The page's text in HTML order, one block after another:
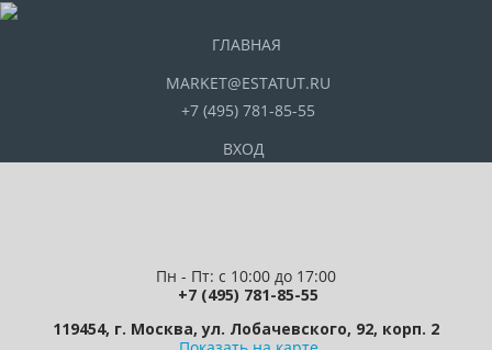
ГЛАВНАЯ
MARKET@ESTATUT.RU
+7 (495) 781-85-55
ВХОД
Пн - Пт: с 10:00 до 17:00
+7 (495) 781-85-55
119454, г. Москва, ул. Лобачевского, 92, корп. 2